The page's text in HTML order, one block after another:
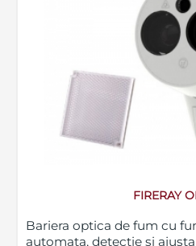
FIRERAY
Bariera optica de fum cu
automata, detectie si